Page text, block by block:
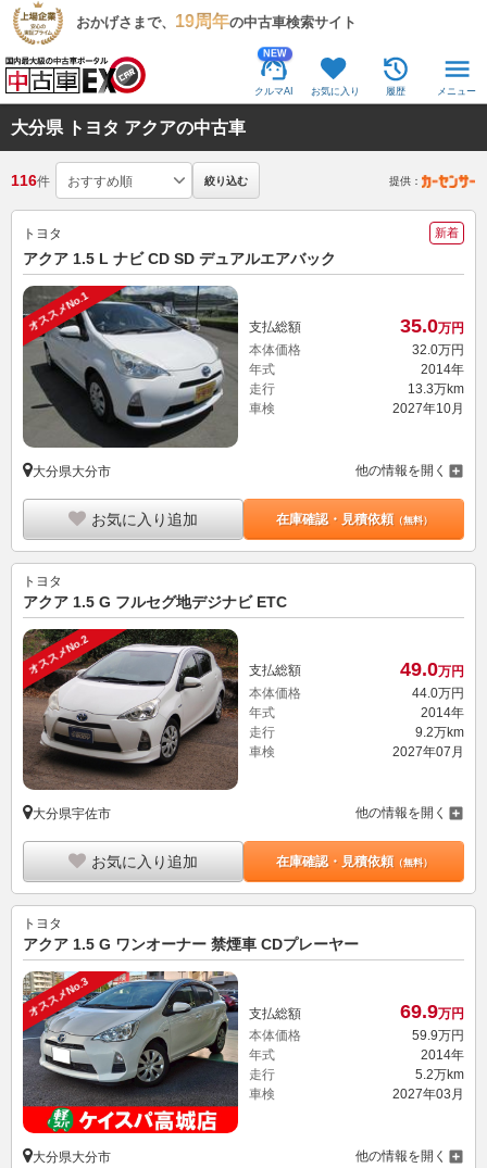
おかげさまで、 19周年の中古車検索サイト
NEW
クルマAI お気に入り 履歴 メニュー
大分県 トヨタ アクアの中古車
116件 絞り込む 提供：
トヨタ 新着
アクア 1.5 L ナビ CD SD デュアルエアバック
オススメNo.1 支払総額 35.0万円
本体価格
32.0万円
年式
2014年
走行
13.3万km
車検
2027年10月
大分県大分市 他の情報を開く
お気に入り追加 在庫確認・見積依頼（無料）
トヨタ
アクア 1.5 G フルセグ地デジナビ ETC
オススメNo.2 支払総額 49.0万円
本体価格
44. 0万円
年式
2014年
走行
9.2万km
車検
2027年07月
大分県宇佐市 他の情報を開く
お気に入り追加 在庫確認・見積依頼（無料）
トヨタ
アクア 1.5 G ワンオーナー 禁煙車 CDプレーヤー
オススメNo.3 支払総額 69.9万円
本体価格
59.9万円
年式
2014年
走行
5.2万km
車検
2027年03月
大分県大分市 他の情報を開く